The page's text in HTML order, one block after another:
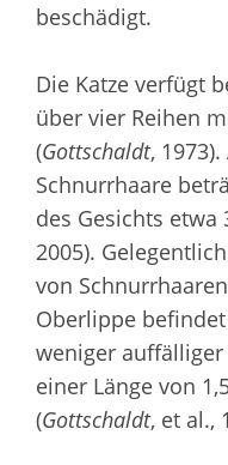
beschädigt.
Die Katze verfügt
über vier Reihen
(Gottschaldt,
Schnurrhaare
des Gesichts etwa
2005).
von
Oberlippe
weniger
einer Länge von
(Gottschaldt, et al.,